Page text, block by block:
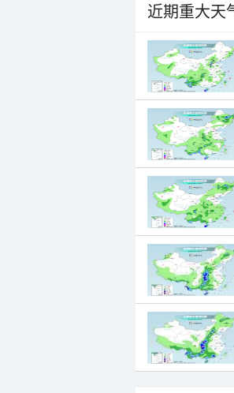
近期重大天